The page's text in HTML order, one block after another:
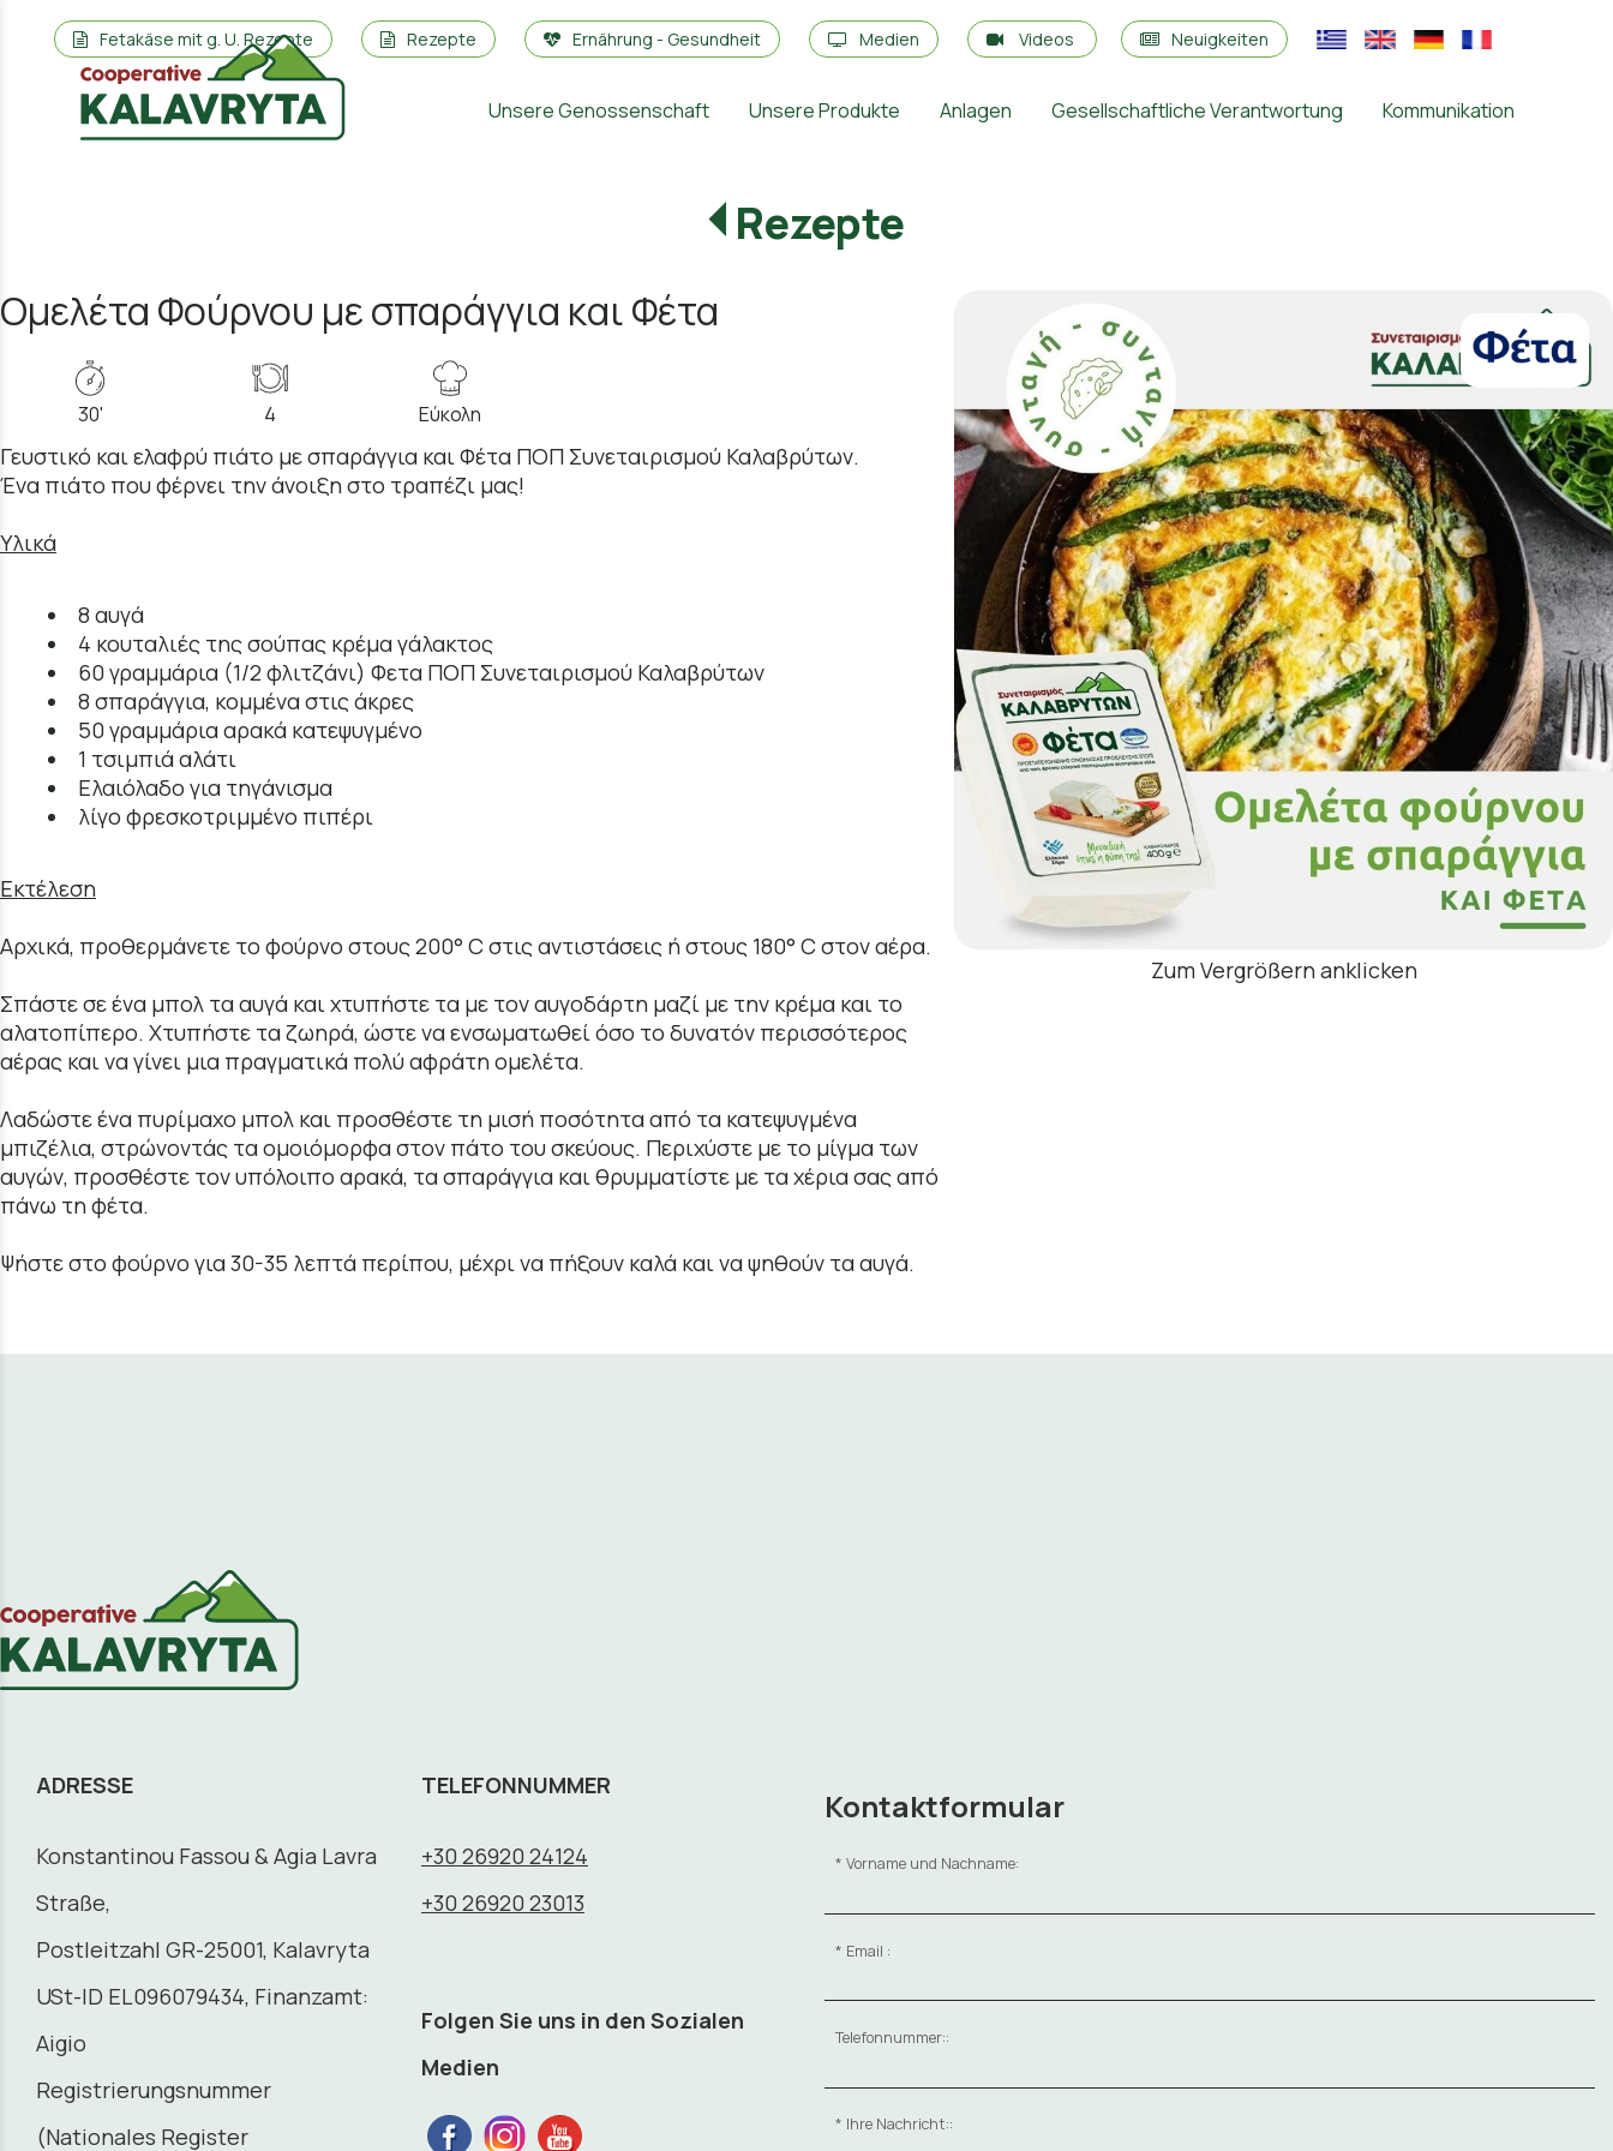
Fetakäse mit g. U. Rezepte Rezepte Ernährung - Gesundheit Medien Videos Neuigkeiten
Unsere Genossenschaft Unsere Produkte Anlagen Gesellschaftliche Verantwortung Kommunikation
Rezepte
Zum Vergrößern anklicken
Ομελέτα Φούρνου με σπαράγγια και Φέτα
30' 4 Εύκολη
Γευστικό και ελαφρύ πιάτο με σπαράγγια και Φέτα ΠΟΠ Συνεταιρισμού Καλαβρύτων.
Ένα πιάτο που φέρνει την άνοιξη στο τραπέζι μας!
Υλικά
8 αυγά
4 κουταλιές της σούπας κρέμα γάλακτος
60 γραμμάρια (1/2 φλιτζάνι) Φετα ΠΟΠ Συνεταιρισμού Καλαβρύτων
8 σπαράγγια, κομμένα στις άκρες
50 γραμμάρια αρακά κατεψυγμένο
1 τσιμπιά αλάτι
Ελαιόλαδο για τηγάνισμα
λίγο φρεσκοτριμμένο πιπέρι
Εκτέλεση
Αρχικά, προθερμάνετε το φούρνο στους 200° C στις αντιστάσεις ή στους 180° C στον αέρα.
Σπάστε σε ένα μπολ τα αυγά και χτυπήστε τα με τον αυγοδάρτη μαζί με την κρέμα και το
αλατοπίπερο. Χτυπήστε τα ζωηρά, ώστε να ενσωματωθεί όσο το δυνατόν περισσότερος
αέρας και να γίνει μια πραγματικά πολύ αφράτη ομελέτα.
Λαδώστε ένα πυρίμαχο μπολ και προσθέστε τη μισή ποσότητα από τα κατεψυγμένα
μπιζέλια, στρώνοντάς τα ομοιόμορφα στον πάτο του σκεύους. Περιχύστε με το μίγμα των
αυγών, προσθέστε τον υπόλοιπο αρακά, τα σπαράγγια και θρυμματίστε με τα χέρια σας από
πάνω τη φέτα.
Ψήστε στο φούρνο για 30-35 λεπτά περίπου, μέχρι να πήξουν καλά και να ψηθούν τα αυγά.
ADRESSE
Konstantinou Fassou & Agia Lavra
Straße,
Postleitzahl GR-25001, Kalavryta
USt-ID EL096079434, Finanzamt:
Aigio
Registrierungsnummer
(Nationales Register
TELEFONNUMMER
+30 26920 24124
+30 26920 23013
Folgen Sie uns in den Sozialen
Medien
Kontaktformular
Vorname und Nachname:
Email :
Telefonnummer::
Ihre Nachricht::